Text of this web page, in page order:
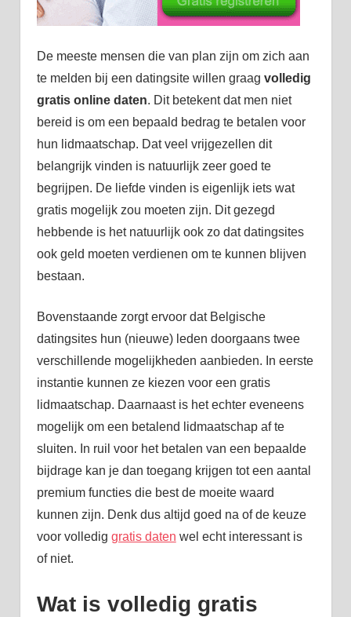
De meeste mensen die van plan zijn om zich aan
te melden bij een datingsite willen graag volledig
gratis online daten. Dit betekent dat men niet
bereid is om een bepaald bedrag te betalen voor
hun lidmaatschap. Dat veel vrijgezellen dit
belangrijk vinden is natuurlijk zeer goed te
begrijpen. De liefde vinden is eigenlijk iets wat
gratis mogelijk zou moeten zijn. Dit gezegd
hebbende is het natuurlijk ook zo dat datingsites
ook geld moeten verdienen om te kunnen blijven
bestaan.
Bovenstaande zorgt ervoor dat Belgische
datingsites hun (nieuwe) leden doorgaans twee
verschillende mogelijkheden aanbieden. In eerste
instantie kunnen ze kiezen voor een gratis
lidmaatschap. Daarnaast is het echter eveneens
mogelijk om een betalend lidmaatschap af te
sluiten. In ruil voor het betalen van een bepaalde
bijdrage kan je dan toegang krijgen tot een aantal
premium functies die best de moeite waard
kunnen zijn. Denk dus altijd goed na of de keuze
voor volledig gratis daten wel echt interessant is
of niet.
Wat is volledig gratis